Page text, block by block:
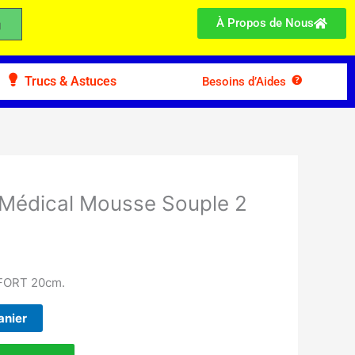
À Propos de Nous
Trucs & Astuces Besoins d’Aides
Mousse Souple 2
20cm.